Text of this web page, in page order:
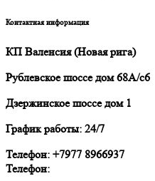
Контактная информация
КП Валенсия (Новая рига)
Рублевское шоссе дом 68А/с6
Дзержинское шоссе дом 1
График работы: 24/7
Телефон: +7977 8966937
Телефон: